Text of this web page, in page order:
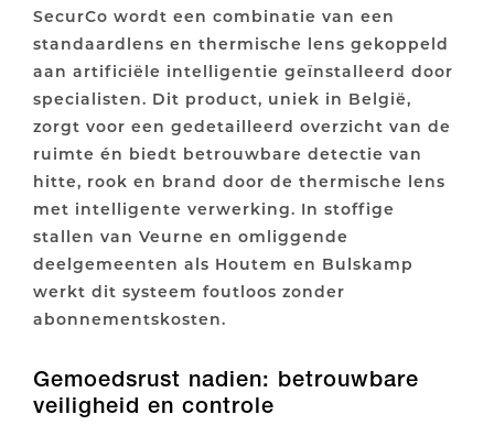
SecurCo wordt een combinatie van een
standaardlens en thermische lens gekoppeld
aan artificiële intelligentie geïnstalleerd door
specialisten. Dit product, uniek in België,
zorgt voor een gedetailleerd overzicht van de
ruimte én biedt betrouwbare detectie van
hitte, rook en brand door de thermische lens
met intelligente verwerking. In stoffige
stallen van Veurne en omliggende
deelgemeenten als Houtem en Bulskamp
werkt dit systeem foutloos zonder
abonnementskosten.
Gemoedsrust nadien: betrouwbare
veiligheid en controle